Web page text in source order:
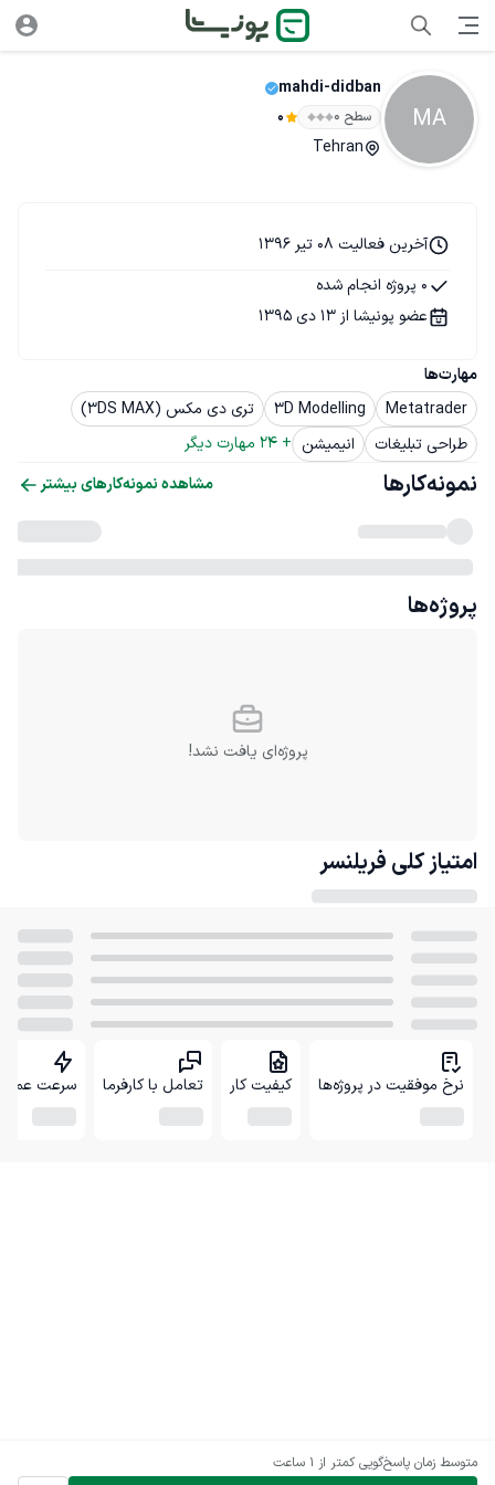
MA
mahdi-didban
سطح ۰ 0
Tehran
متوسط زمان پاسخ‌گویی کمتر از 1 ساعت
مهارت‌ها
Metatrader
3D Modelling
تری دی مکس (3DS MAX)
طراحی تبلیغات
انیمیشن +
24 مهارت دیگر
آخرین فعالیت 08 تیر 1396
0 پروژه انجام شده
عضو پونیشا از 13 دی 1395
نمونه‌کارها مشاهده نمونه‌کارهای بیشتر
پروژه‌ها
پروژه‌ای یافت نشد!
امتیاز کلی فریلنسر
نرخ موفقیت در پروژه‌ها کیفیت کار تعامل با کارفرما سرعت عمل